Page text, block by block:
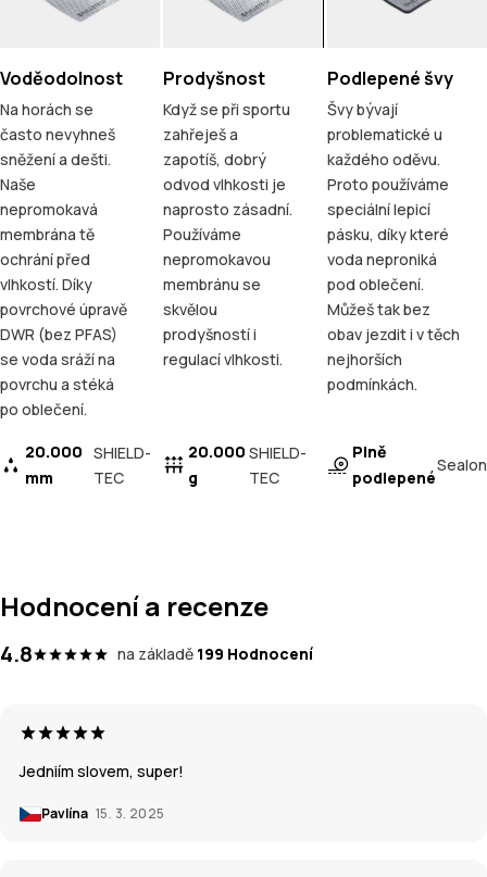
Voděodolnost
Na horách se
často nevyhneš
sněžení a dešti.
Naše
nepromokavá
membrána tě
ochrání před
vlhkostí. Díky
povrchové úpravě
DWR (bez PFAS)
se voda sráží na
povrchu a stéká
po oblečení.
20.000
mm
SHIELD-
TEC
Prodyšnost
Když se při sportu
zahřeješ a
zapotíš, dobrý
odvod vlhkosti je
naprosto zásadní.
Používáme
nepromokavou
membránu se
skvělou
prodyšností i
regulací vlhkosti.
20.000
g
SHIELD-
TEC
Podlepené švy
Švy bývají
problematické u
každého oděvu.
Proto používáme
speciální lepicí
pásku, díky které
voda neproniká
pod oblečení.
Můžeš tak bez
obav jezdit i v těch
nejhorších
podmínkách.
Plně
podlepené
Sealon
Hodnocení a recenze
4.8 na základě 199 Hodnocení
Jedniím slovem, super!
Pavlína 15. 3. 2025